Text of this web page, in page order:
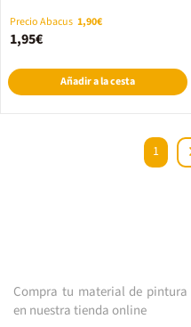
Precio Abacus 1,90€
1,95€
Añadir a la cesta
1
Compra tu material de
en nuestra tienda online